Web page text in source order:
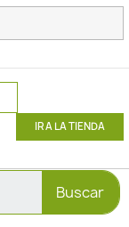
IR A LA TIENDA
Buscar